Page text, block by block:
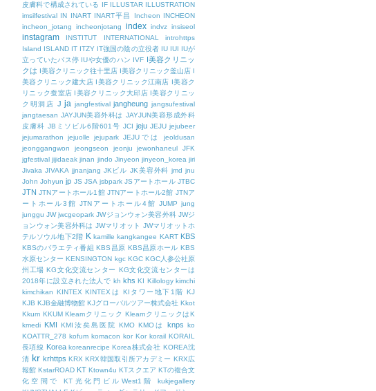
皮膚科で構成されている IF ILLUSTAR ILLUSTRATION
imsilfestival IN INART INART平昌 Incheon INCHEON
incheon_jotang
incheonjotang index indvz insiseol
instagram INSTITUT INTERNATIONAL
introhttps
Island ISLAND IT ITZY IT強国の陰の立役者 IU IUI IUが
立っていたバス停 IUや女優のハン IVF I美容クリニッ
クは I美容クリニック往十里店 I美容クリニック釜山店 I
美容クリニック建大店 I美容クリニック江南店 I美容ク
リニック蚕室店 I美容クリニック大邱店 I美容クリニッ
ク明洞店 J ja jangfestival jangheung jangsufestival
jangtaesan JAYJUN美容外科は JAYJUN美容形成外科
皮膚科 JBミソビル6階601号 JCI jeju JEJU jejubeer
jejumarathon
jejuolle jejupark JEJUでは
jeoldusan
jeonggangwon
jeongseon jeonju jewonhaneul
JFK
jgfestival jijidaeak jinan jindo Jinyeon jinyeon_korea jiri
Jivaka JIVAKA jjnanjang JKビル JK美容外科 jmd jnu
John Johyun jp JS JSA jsbpark JSアートホール JTBC
JTN JTNアートホール1館 JTNアートホール2館 JTNア
ートホール3館 JTNアートホール4館 JUMP jung
junggu JW jwcgeopark JWジョンウォン美容外科 JWジ
ョンウォン美容外科は JWマリオット JWマリオットホ
テルソウル地下2階 K kamille kangkangee KART KBS
KBSのバラエティ番組 KBS昌原 KBS昌原ホール KBS
水原センター KENSINGTON kgc KGC KGC人参公社原
州工場 KG文化交流センター KG文化交流センターは
2018年に設立された法人で kh khs KI Killology kimchi
kimchikan KINTEX KINTEXは KIタワー地下1階 KJ
KJB KJB金融博物館 KJグローバルツアー株式会社 Kkot
Kkum KKUM Kleamクリニック KleamクリニックはK
kmedi KMI KMI汝矣島医院 KMO KMOは knps ko
KOATTR_278 kofum komacon kor Kor korail KORAIL
長項線 Korea koreanrecipe Korea株式会社 KOREA沈
清 kr krhttps KRX KRX韓国取引所アカデミー KRX広
報館 KstarROAD KT Ktown4u KTスクエア KTの複合文
化空間で
KT光化門ビルWest1階
kukjegallery